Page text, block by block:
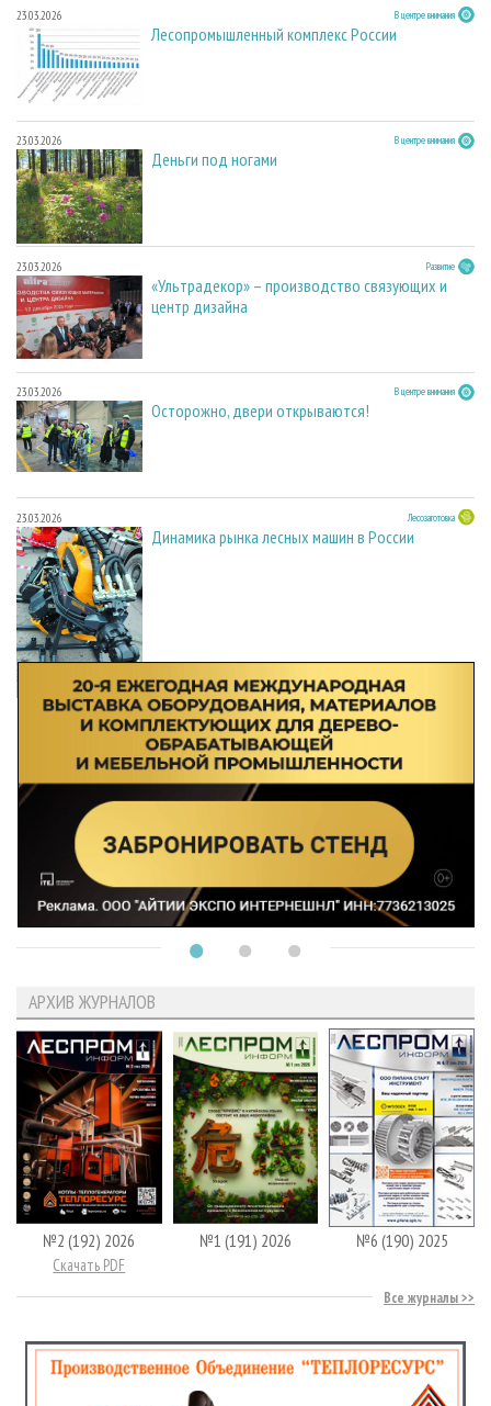
23.03.2026 В центре внимания
Лесопромышленный комплекс России
23.03.2026 В центре внимания
Деньги под ногами
23.03.2026 Развитие
«Ультрадекор» – производство связующих и
центр дизайна
23.03.2026 В центре внимания
Осторожно, двери открываются!
23.03.2026 Лесозаготовка
Динамика рынка лесных машин в России
АРХИВ ЖУРНАЛОВ
№2 (192) 2026
Скачать PDF
№1 (191) 2026 №6 (190) 2025
Все журналы